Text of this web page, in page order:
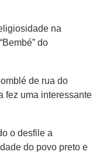
na
do
de rua do
fez uma interessante
o desfile a
do povo preto e